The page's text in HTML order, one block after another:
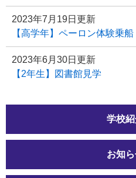
2023年7月19日更新
【高学年】ペーロン体験乗船
2023年6月30日更新
【2年生】図書館見学
学校
お知